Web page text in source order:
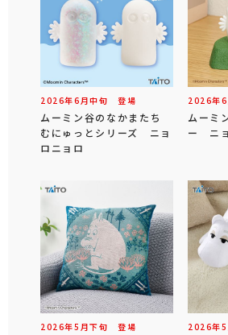
2026年6 月中旬 登場
ムーミン谷のなかまたち
むにゅっとシリーズ ニョ
ロニョロ
2026年6
ムーミ
ー ニ
2026年5 月下旬 登場 2026年5